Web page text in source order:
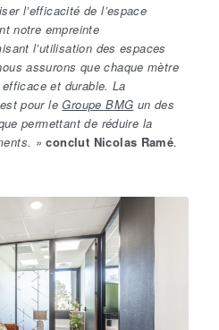
l’efficacité de l’espace
notre empreinte
l’utilisation des espaces
assurons que chaque mètre
et durable. La
pour leGroupe BMG un des
permettant de réduire la
»conclut Nicolas Ramé.